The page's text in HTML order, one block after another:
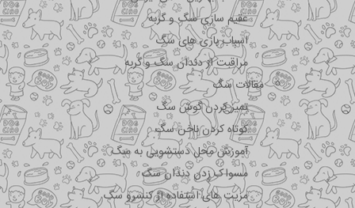
عقیم سازی سگ و گربه
اسباب بازی های سگ
مراقبت از دندان سگ و گربه
مقالات سگ
تمیز کردن گوش سگ
کوتاه کردن ناخن سگ
آموزش محل دستشویی به سگ
مسواک زدن دندان سگ
مزیت های استفاده از کنسرو سگ